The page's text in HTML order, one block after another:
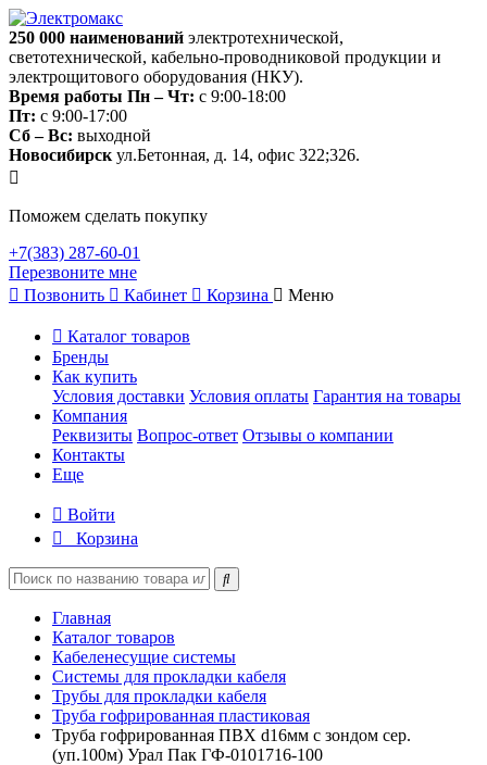
250 000 наименований электротехнической,
светотехнической, кабельно-проводниковой продукции и
электрощитового оборудования (НКУ).
Время работы Пн – Чт: с 9:00-18:00
Пт: с 9:00-17:00
Сб – Вс: выходной
Новосибирск ул.Бетонная, д. 14, офис 322;326.
Поможем сделать покупку
+7(383) 287-60-01
Перезвоните мне
Позвонить
Кабинет Корзина Меню
Каталог товаров
Бренды
Как купить
Условия доставки Условия оплаты Гарантия на товары
Компания
Реквизиты Вопрос-ответ Отзывы о компании
Контакты
Еще
Войти
Корзина
Главная
Каталог товаров
Кабеленесущие системы
Системы для прокладки кабеля
Трубы для прокладки кабеля
Труба гофрированная пластиковая
Труба гофрированная ПВХ d16мм с зондом сер.
(уп.100м) Урал Пак ГФ-0101716-100